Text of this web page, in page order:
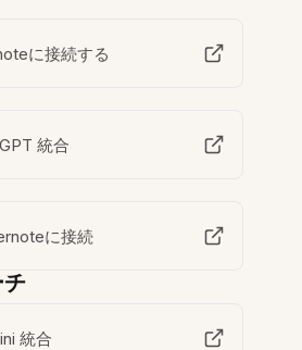
に接続する
統合
に接続
統合